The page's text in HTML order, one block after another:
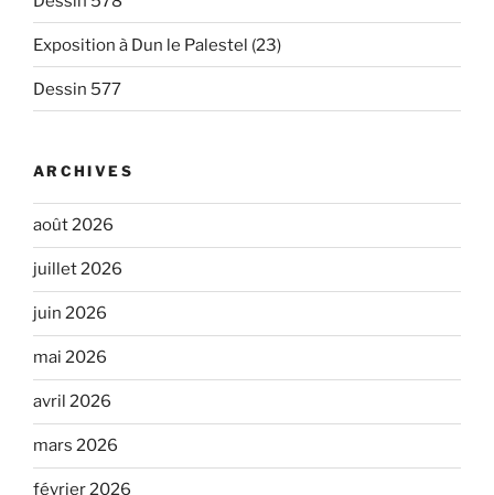
Exposition à Dun le Palestel (23)
Dessin 577
ARCHIVES
août 2026
juillet 2026
juin 2026
mai 2026
avril 2026
mars 2026
février 2026